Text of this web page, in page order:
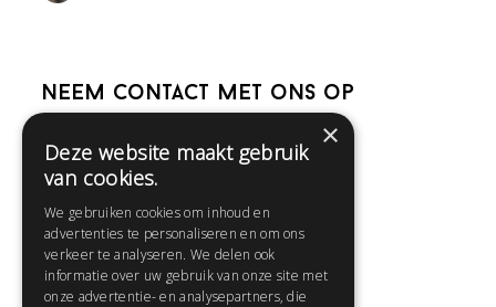
Neem contact met ons op
Help
Contact
Huisregels
×
Deze website maakt gebruik
van cookies.
We gebruiken cookies om inhoud en
advertenties te personaliseren en om ons
verkeer te analyseren. We delen ook
informatie over uw gebruik van onze site met
onze advertentie- en analysepartners, die